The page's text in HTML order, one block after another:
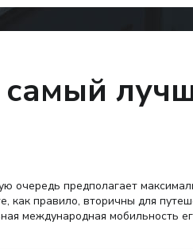
очередь предполагает
как правило, вторичны для
международная мобильность